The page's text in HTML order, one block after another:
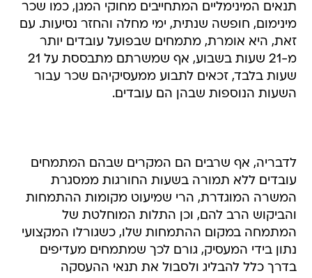
תנאים המינימליים המתחייבים מחוקי המגן, כמו שכר
מינימום, חופשה שנתית, ימי מחלה והחזר נסיעות. עם
זאת, היא אומרת, מתמחים שבפועל עובדים יותר
מ-21 שעות בשבוע, אף שמשרתם מתבססת על 21
שעות בלבד, זכאים לתבוע ממעסיקיהם שכר עבור
השעות הנוספות שבהן הם עובדים.
לדבריה, אף שרבים הם המקרים שבהם המתמחים
עובדים ללא תמורה בשעות החורגות ממסגרת
המשרה המוגדרת, הרי שמיעוט מקומות ההתמחות
והביקוש הרב להם, וכן התלות המוחלטת של
המתמחה במקום ההתמחות שלו, כשגורלו המקצועי
נתון בידי המעסיק, גורם לכך שמתמחים מעדיפים
בדרך כלל להבליג ולסבול את תנאי ההעסקה